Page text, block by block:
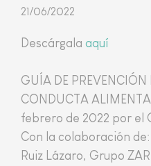
21/06/2022
Descárgala aquí
GUÍA DE PREVENCIÓN
CONDUCTA
febrero de 2022 por el
Con la colaboración
Ruiz Lázaro, Grupo